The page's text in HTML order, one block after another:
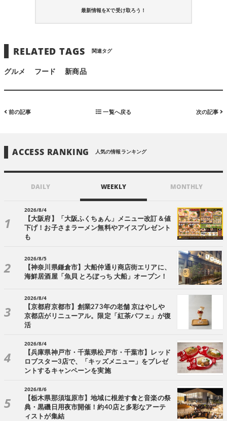
最新情報をXで受け取ろう！
RELATED TAGS 関連タグ
グルメ フード 新商品
前の記事 一覧へ戻る 次の記事
ACCESS RANKING 人気の情報ランキング
DAILY WEEKLY MONTHLY
2026/8/4
【大阪府】「大阪ふくちぁん」メニュー改訂＆値
下げ！お子さまラーメン無料やアイスプレゼント
も
2026/8/5
【神奈川県鎌倉市】大船仲通り商店街エリアに、
海鮮居酒屋「魚貝 とろぼっち 大船」オープン！
2026/8/4
【京都府京都市】創業273年の老舗 京はやしや
京都店がリニューアル。限定「紅茶パフェ」が復
活
2026/8/4
【兵庫県神戸市・千葉県松戸市・千葉市】レッド
ロブスター3店で、「キッズメニュー」をプレゼ
ントするキャンペーンを実施
2026/8/6
【栃木県那須塩原市】地域に根差す食と音楽の祭
典・黒磯日用夜市開催！約40店と多彩なアーテ
ィストが集結